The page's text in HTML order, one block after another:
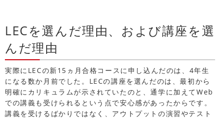
LECを選んだ理由、および講座を選
んだ理由
実際にLECの新15ヵ月合格コースに申し込んだのは、4年生
になる数か月前でした。LECの講座を選んだのは、最初から
明確にカリキュラムが示されていたのと、通学に加えてWeb
での講義も受けられるという点で安心感があったからです。
講義を受けるばかりではなく、アウトプットの演習やテスト